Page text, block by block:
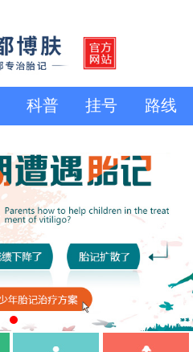
科普 挂号 路线